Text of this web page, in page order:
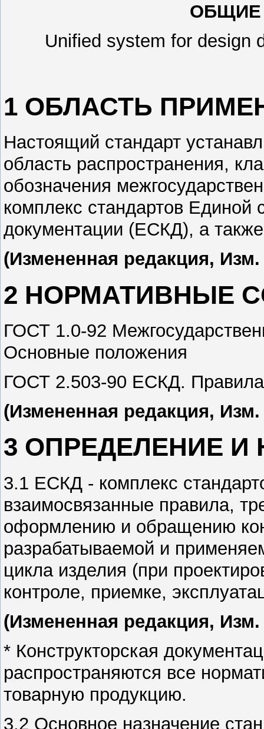
ОБЩИЕ
Unified system for design
1 ОБЛАСТЬ
Настоящий стандарт
область распространения,
обозначения
комплекс стандартов Единой
документации (ЕСКД), а
(Измененная редакция,
2 НОРМАТИВНЫЕ
ГОСТ 1.0-92
Основные положения
ГОСТ 2.503-90 ЕСКД.
(Измененная редакция,
3 ОПРЕДЕЛЕНИЕ И
3.1 ЕСКД - комплекс
взаимосвязанные правила,
оформлению и обращению
разрабатываемой и
цикла изделия (при
контроле, приемке,
(Измененная редакция,
* Конструкторская
распространяются все
товарную продукцию.
3.2 Основное назначение